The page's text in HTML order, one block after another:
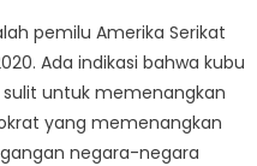
pemilu Amerika Serikat
Ada indikasi bahwa kubu
untuk memenangkan
yang memenangkan
negara-negara